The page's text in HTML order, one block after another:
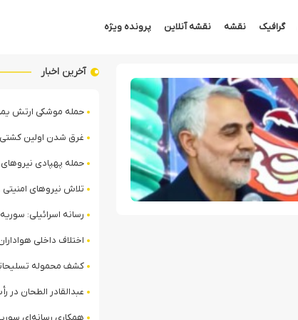
گرافیک نقشه نقشه آنلاین پرونده ویژه
آخرین اخبار
حمله موشکی ارتش یمن به کشتی
غرق شدن اولین کشتی متخلف
حمله پهپادی نیروهای
تلاش نیروهای امنیتی عراق برای
رسانه اسرائیلی: سوریه برای اقدام
اختلاف داخلی هواداران داعش پس از
کشف محموله تسلیحاتی در مرز سوریه
عبدالقادر الطحان در رأس سازمان اطلاعات سوریه؛
همکاری رسانه‌ای